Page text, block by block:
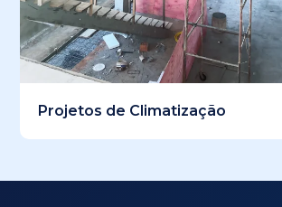
Projetos de Climatização